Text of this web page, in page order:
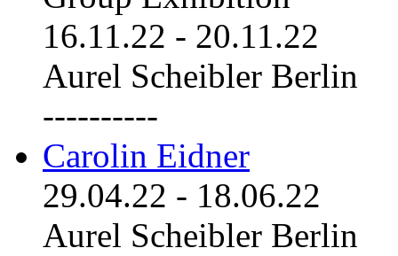
16.11.22 - 20.11.22
Aurel Scheibler Berlin
----------
Carolin Eidner
29.04.22 - 18.06.22
Aurel Scheibler Berlin